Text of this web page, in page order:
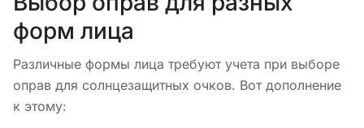
форм лица
Различные формы лица требуют учета при выборе
оправ для солнцезащитных очков. Вот дополнение
к этому: